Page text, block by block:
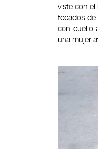
viste con el
tocados de
con cuello
una mujer